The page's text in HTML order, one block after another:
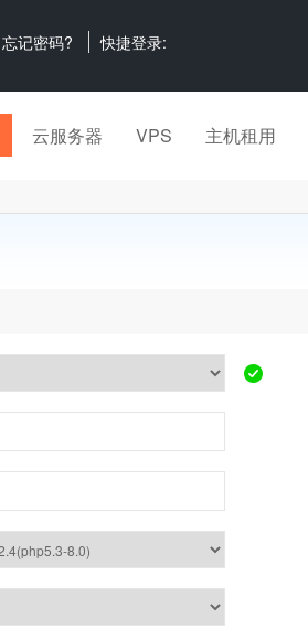
忘记密码? 快捷登录:
云服务器 VPS 主机租用